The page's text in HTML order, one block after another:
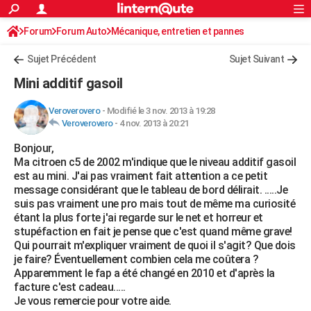
ACTUALITÉS
Politique
Société
Faits Divers
Education
Monde
Villes
+
FINANCE
Retraite
Impôts
Epargne
Immobilier
Risques naturels par ville
Banque
Assurance
Crédit
AUTO
Essais
Réserver un essai
Citadines
Berlines
SUV
Forum auto
+HIGH-TECH
Mobiles
Meilleur smartphone
Internet
Ordinateurs
Jeux vidéo
Guide high-tech
+BRICOLAGE
Forum
Aménagement intérieur
Extérieur
Cuisine
Salle de bains
Jardinage
Rangement
WEEK-END
Guides de France
Escapades
Patrimoine
Expositions
Musées
Week-end nature
+LIFESTYLE
Art de vivre
Bien-être
Loisirs
Mode
Modes de vie
SANTE
Alimentation
Guide de la santé
Maladies
Médicaments
Sommeil
VOYAGE
Rechercher
S'inscrire
Connexion
Forum Forum Auto Mécanique, entretien et pannes
Sujet Précédent Sujet Suivant
Mini additif gasoil
Veroverovero- Modifié le 3 nov. 2013 à 19:28
Veroverovero- 4 nov. 2013 à 20:21
Bonjour,
Ma citroen c5 de 2002 m'indique que le niveau additif gasoil
est au mini. J'ai pas vraiment fait attention a ce petit
message considérant que le tableau de bord délirait. .....Je
suis pas vraiment une pro mais tout de même ma curiosité
étant la plus forte j'ai regarde sur le net et horreur et
stupéfaction en fait je pense que c'est quand même grave!
Qui pourrait m'expliquer vraiment de quoi il s'agit? Que dois
je faire? Éventuellement combien cela me coûtera ?
Apparemment le fap a été changé en 2010 et d'après la
facture c'est cadeau.....
Je vous remercie pour votre aide.